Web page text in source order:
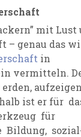
mit Lust
– genau das
in
vermitteln.
ist er für
für
Bildung,